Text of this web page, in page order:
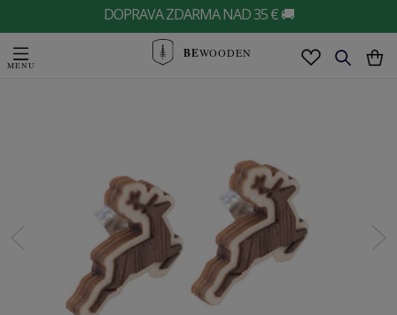
DOPRAVA ZDARMA NAD 35 € 🚚
BEWOODEN